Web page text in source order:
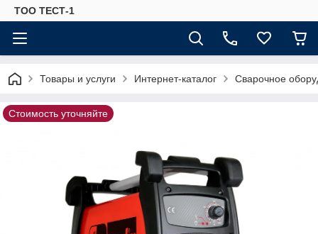
ТОО ТЕСТ-1
Товары и услуги Интернет-каталог Сварочное
Стоимость уточняйте